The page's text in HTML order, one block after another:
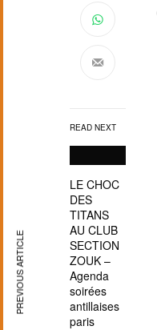
READ NEXT
LE CHOC
DES
TITANS
AU CLUB
SECTION
ZOUK –
Agenda
soirées
antillaises
paris
PREVIOUS ARTICLE